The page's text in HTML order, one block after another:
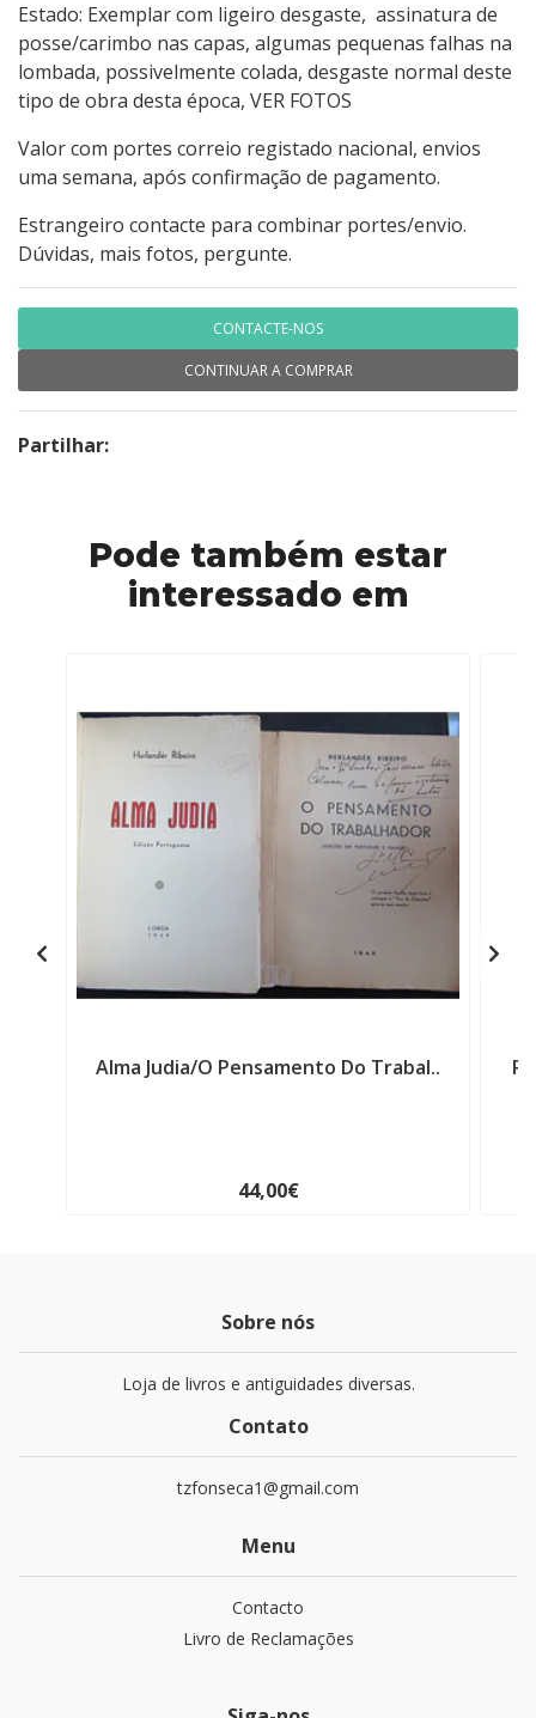
Estado: Exemplar com ligeiro desgaste, assinatura de
posse/carimbo nas capas, algumas pequenas falhas na
lombada, possivelmente colada, desgaste normal deste
tipo de obra desta época, VER FOTOS
Valor com portes correio registado nacional, envios
uma semana, após confirmação de pagamento.
Estrangeiro contacte para combinar portes/envio.
Dúvidas, mais fotos, pergunte.
CONTACTE-NOS
CONTINUAR A COMPRAR
Partilhar:
Pode também estar
interessado em
Alma Judia/O Pensamento Do Trabal..
44,00€
Sobre nós
Loja de livros e antiguidades diversas.
Contato
tzfonseca1@gmail.com
Menu
Contacto
Livro de Reclamações